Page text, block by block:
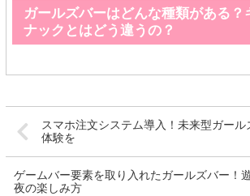
ガールズバーはどんな種類がある？
ナックとはどう違うの？
スマホ注文システム導入！未来型ガール
体験を
ゲームバー要素を取り入れたガールズバー！
夜の楽しみ方